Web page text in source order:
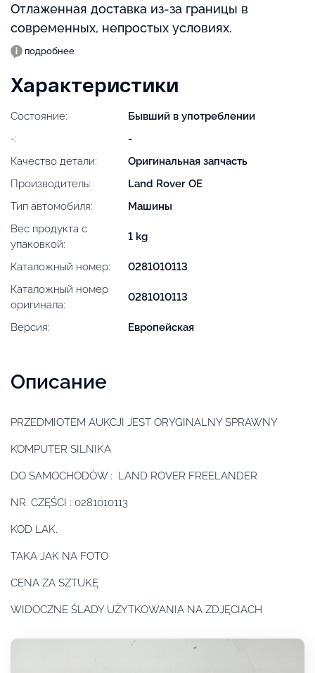
Отлаженная доставка из-за границы в
современных, непростых условиях.
подробнее
Характеристики
Состояние:
Бывший в употреблении
-:
-
Качество детали:
Оригинальная запчасть
Производитель:
Land Rover OE
Тип автомобиля:
Машины
Вес продукта с
упаковкой:
1 kg
Каталожный номер:
0281010113
Каталожный номер
оригинала:
0281010113
Версия: Европейская
Описание
PRZEDMIOTEM AUKCJI JEST ORYGINALNY SPRAWNY
KOMPUTER SILNIKA
DO SAMOCHODÓW : LAND ROVER FREELANDER
NR. CZĘŚCI : 0281010113
KOD LAK.
TAKA JAK NA FOTO
CENA ZA SZTUKĘ
WIDOCZNE ŚLADY UŻYTKOWANIA NA ZDJĘCIACH